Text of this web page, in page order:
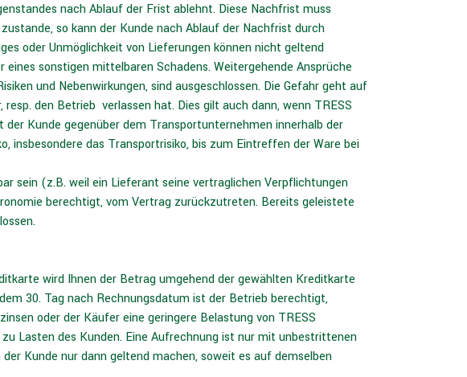
nach Ablauf der Frist ablehnt. Diese Nachfrist muss
so kann der Kunde nach Ablauf der Nachfrist durch
oder Unmöglichkeit von Lieferungen können nicht geltend
sonstigen mittelbaren Schadens. Weitergehende Ansprüche
und Nebenwirkungen, sind ausgeschlossen. Die Gefahr geht auf
den Betrieb verlassen hat. Dies gilt auch dann, wenn TRESS
Kunde gegenüber dem Transportunternehmen innerhalb der
insbesondere das Transportrisiko, bis zum Eintreffen der Ware bei
sein (z.B. weil ein Lieferant seine vertraglichen Verpflichtungen
berechtigt, vom Vertrag zurückzutreten. Bereits geleistete
wird Ihnen der Betrag umgehend der gewählten Kreditkarte
30. Tag nach Rechnungsdatum ist der Betrieb berechtigt,
oder der Käufer eine geringere Belastung von TRESS
Lasten des Kunden. Eine Aufrechnung ist nur mit unbestrittenen
Kunde nur dann geltend machen, soweit es auf demselben